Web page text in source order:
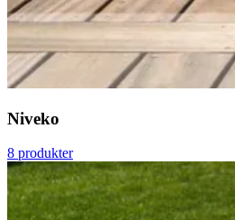
Niveko
8 produkter